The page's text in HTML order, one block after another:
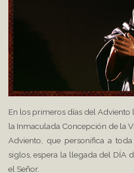
En los primeros días del
la Inmaculada Concepción de la
Adviento, que personifica a
siglos, espera la llegada del DÍA
el Señor.